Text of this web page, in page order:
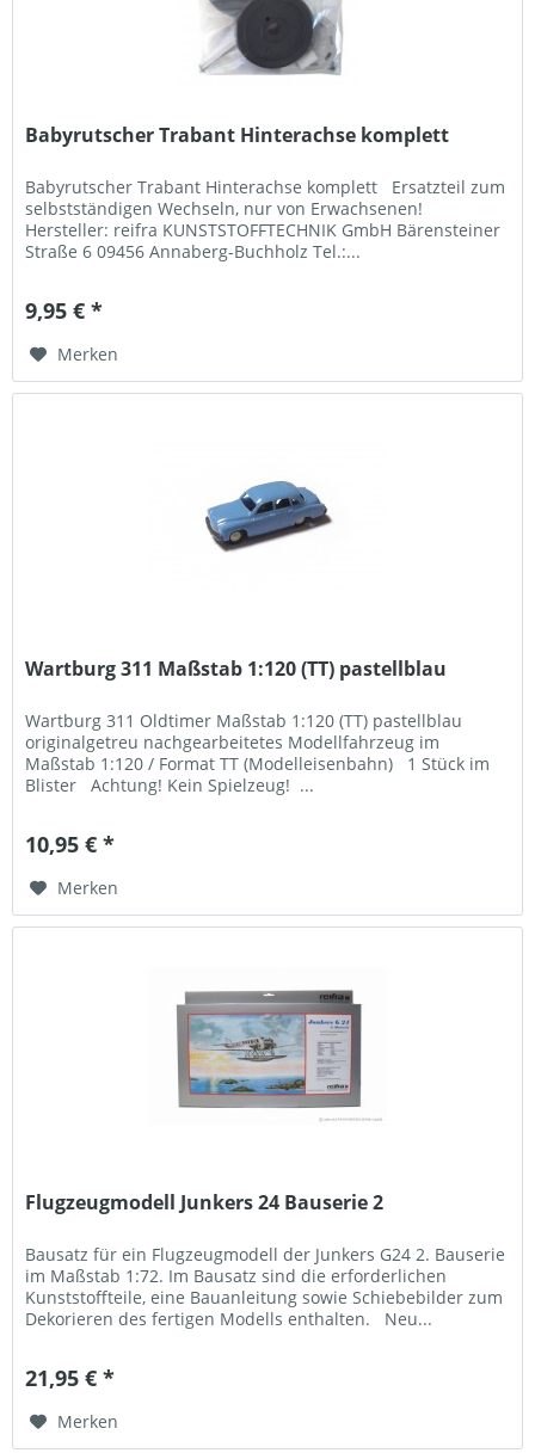
Babyrutscher Trabant Hinterachse komplett
Babyrutscher Trabant Hinterachse komplett Ersatzteil zum
selbstständigen Wechseln, nur von Erwachsenen!
Hersteller: reifra KUNSTSTOFFTECHNIK GmbH Bärensteiner
Straße 6 09456 Annaberg-Buchholz Tel.:...
9,95 € *
Merken
Wartburg 311 Maßstab 1:120 (TT) pastellblau
Wartburg 311 Oldtimer Maßstab 1:120 (TT) pastellblau
originalgetreu nachgearbeitetes Modellfahrzeug im
Maßstab 1:120 / Format TT (Modelleisenbahn) 1 Stück im
Blister Achtung! Kein Spielzeug! ...
10,95 € *
Merken
Flugzeugmodell Junkers 24 Bauserie 2
Bausatz für ein Flugzeugmodell der Junkers G24 2. Bauserie
im Maßstab 1:72. Im Bausatz sind die erforderlichen
Kunststoffteile, eine Bauanleitung sowie Schiebebilder zum
Dekorieren des fertigen Modells enthalten. Neu...
21,95 € *
Merken